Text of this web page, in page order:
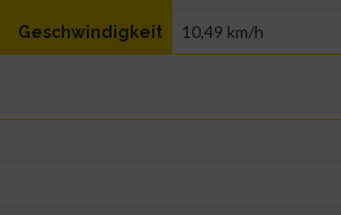
Geschwindigkeit 10,49 km/h